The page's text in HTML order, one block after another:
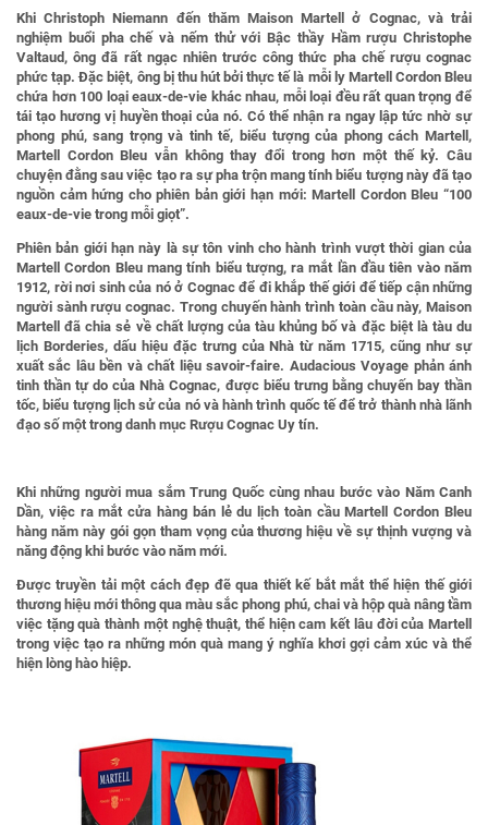
Khi Christoph Niemann đến thăm Maison Martell ở Cognac, và trải
nghiệm buổi pha chế và nếm thử với Bậc thầy Hầm rượu Christophe
Valtaud, ông đã rất ngạc nhiên trước công thức pha chế rượu cognac
phức tạp. Đặc biệt, ông bị thu hút bởi thực tế là mỗi ly Martell Cordon Bleu
chứa hơn 100 loại eaux-de-vie khác nhau, mỗi loại đều rất quan trọng để
tái tạo hương vị huyền thoại của nó. Có thể nhận ra ngay lập tức nhờ sự
phong phú, sang trọng và tinh tế, biểu tượng của phong cách Martell,
Martell Cordon Bleu vẫn không thay đổi trong hơn một thế kỷ. Câu
chuyện đằng sau việc tạo ra sự pha trộn mang tính biểu tượng này đã tạo
nguồn cảm hứng cho phiên bản giới hạn mới: Martell Cordon Bleu “100
eaux-de-vie trong mỗi giọt”.
Phiên bản giới hạn này là sự tôn vinh cho hành trình vượt thời gian của
Martell Cordon Bleu mang tính biểu tượng, ra mắt lần đầu tiên vào năm
1912, rời nơi sinh của nó ở Cognac để đi khắp thế giới để tiếp cận những
người sành rượu cognac. Trong chuyến hành trình toàn cầu này, Maison
Martell đã chia sẻ về chất lượng của tàu khủng bố và đặc biệt là tàu du
lịch Borderies, dấu hiệu đặc trưng của Nhà từ năm 1715, cũng như sự
xuất sắc lâu bền và chất liệu savoir-faire. Audacious Voyage phản ánh
tinh thần tự do của Nhà Cognac, được biểu trưng bằng chuyến bay thần
tốc, biểu tượng lịch sử của nó và hành trình quốc tế để trở thành nhà lãnh
đạo số một trong danh mục Rượu Cognac Uy tín.
Khi những người mua sắm Trung Quốc cùng nhau bước vào Năm Canh
Dần, việc ra mắt cửa hàng bán lẻ du lịch toàn cầu Martell Cordon Bleu
hàng năm này gói gọn tham vọng của thương hiệu về sự thịnh vượng và
năng động khi bước vào năm mới.
Được truyền tải một cách đẹp đẽ qua thiết kế bắt mắt thể hiện thế giới
thương hiệu mới thông qua màu sắc phong phú, chai và hộp quà nâng tầm
việc tặng quà thành một nghệ thuật, thể hiện cam kết lâu đời của Martell
trong việc tạo ra những món quà mang ý nghĩa khơi gợi cảm xúc và thể
hiện lòng hào hiệp.